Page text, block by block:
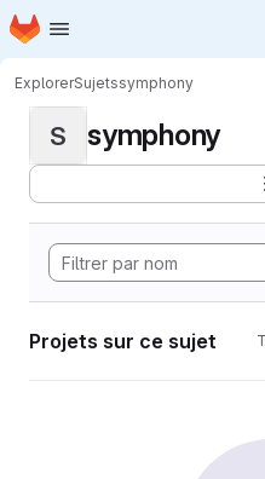
Passer au contenu principal
Page d'accueil
ExplorerSujetssymphony
S symphony
Projets sur ce sujet